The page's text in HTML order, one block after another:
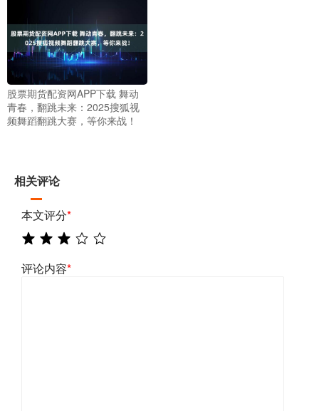
股票期货配资网APP下载 舞动
青春，翻跳未来：2025搜狐视
频舞蹈翻跳大赛，等你来战！
相关评论
本文评分*
评论内容*